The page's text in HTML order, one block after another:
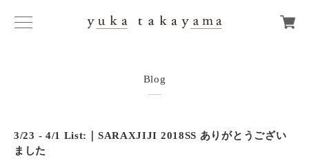
Blog
3/23 - 4/1 List:｜SARAXJIJI 2018SS ありがとうござい
ました